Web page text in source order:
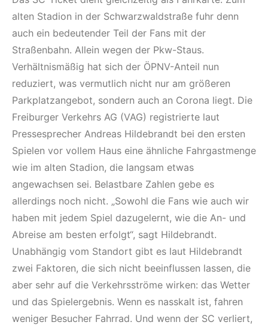
alten Stadion in der Schwarzwaldstraße fuhr denn
auch ein bedeutender Teil der Fans mit der
Straßenbahn. Allein wegen der Pkw-Staus.
Verhältnismäßig hat sich der ÖPNV-Anteil nun
reduziert, was vermutlich nicht nur am größeren
Parkplatzangebot, sondern auch an Corona liegt. Die
Freiburger Verkehrs AG (VAG) registrierte laut
Pressesprecher Andreas Hildebrandt bei den ersten
Spielen vor vollem Haus eine ähnliche Fahrgastmenge
wie im alten Stadion, die langsam etwas
angewachsen sei. Belastbare Zahlen gebe es
allerdings noch nicht. „Sowohl die Fans wie auch wir
haben mit jedem Spiel dazugelernt, wie die An- und
Abreise am besten erfolgt“, sagt Hildebrandt.
Unabhängig vom Standort gibt es laut Hildebrandt
zwei Faktoren, die sich nicht beeinflussen lassen, die
aber sehr auf die Verkehrsströme wirken: das Wetter
und das Spielergebnis. Wenn es nasskalt ist, fahren
weniger Besucher Fahrrad. Und wenn der SC verliert,